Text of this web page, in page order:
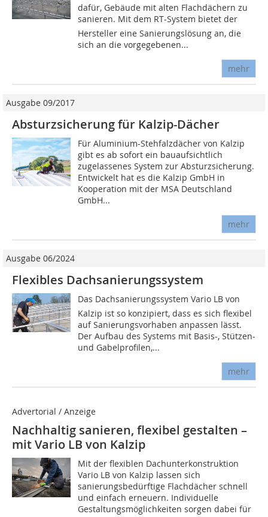
dafür, Gebäude mit alten Flachdächern zu
sanieren. Mit dem RT-System bietet der
Hersteller eine Sanierungslösung an, die
sich an die vorgegebenen...
mehr
Ausgabe 09/2017
Absturzsicherung für Kalzip-Dächer
Für Aluminium-Stehfalzdächer von Kalzip
gibt es ab sofort ein bauaufsichtlich
zugelassenes System zur Absturzsicherung.
Entwickelt hat es die Kalzip GmbH in
Kooperation mit der MSA Deutschland
GmbH...
mehr
Ausgabe 06/2024
Flexibles Dachsanierungssystem
Das Dachsanierungssystem Vario LB von
Kalzip ist so konzipiert, dass es sich flexibel
auf Sanierungsvorhaben anpassen lässt.
Der Aufbau des Systems mit Basis-, Stützen-
und Gabelprofilen,...
mehr
Advertorial / Anzeige
Nachhaltig sanieren, flexibel gestalten –
mit Vario LB von Kalzip
Mit der flexiblen Dachunterkonstruktion
Vario LB von Kalzip lassen sich
sanierungsbedürftige Flachdächer schnell
und einfach erneuern. Individuelle
Gestaltungsmöglichkeiten sorgen dabei für